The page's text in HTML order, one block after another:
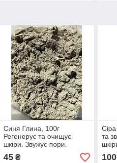
Синя Глина, 100г
Регенерує та очищує
шкіри. Звужує пори.
Покращує колір обличчя.
Термін до 08/2027
45₴
та
100